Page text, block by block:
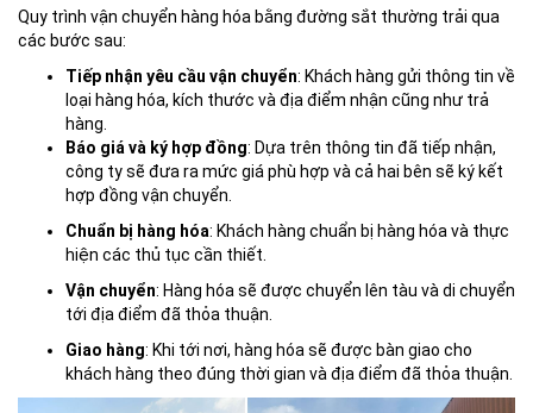
Quy trình vận chuyển hàng hóa bằng đường sắt thường trải qua
các bước sau:
Tiếp nhận yêu cầu vận chuyển: Khách hàng gửi thông tin về
loại hàng hóa, kích thước và địa điểm nhận cũng như trả
hàng.
Báo giá và ký hợp đồng: Dựa trên thông tin đã tiếp nhận,
công ty sẽ đưa ra mức giá phù hợp và cả hai bên sẽ ký kết
hợp đồng vận chuyển.
Chuẩn bị hàng hóa: Khách hàng chuẩn bị hàng hóa và thực
hiện các thủ tục cần thiết.
Vận chuyển: Hàng hóa sẽ được chuyển lên tàu và di chuyển
tới địa điểm đã thỏa thuận.
Giao hàng: Khi tới nơi, hàng hóa sẽ được bàn giao cho
khách hàng theo đúng thời gian và địa điểm đã thỏa thuận.